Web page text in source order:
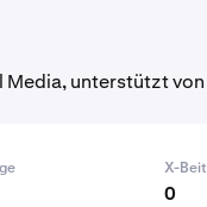
unterstützt
X-
0